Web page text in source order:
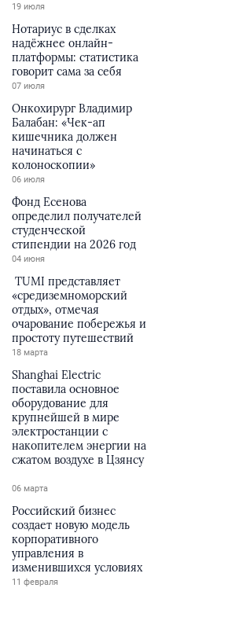
19 июля
Нотариус в сделках
надёжнее онлайн-
платформы: статистика
говорит сама за себя
07 июля
Онкохирург Владимир
Балабан: «Чек-ап
кишечника должен
начинаться с
колоноскопии»
06 июля
Фонд Есенова
определил получателей
студенческой
стипендии на 2026 год
04 июня
TUMI представляет
«средиземноморский
отдых», отмечая
очарование побережья и
простоту путешествий
18 марта
Shanghai Electric
поставила основное
оборудование для
крупнейшей в мире
электростанции с
накопителем энергии на
сжатом воздухе в Цзянсу
06 марта
Российский бизнес
создает новую модель
корпоративного
управления в
изменившихся условиях
11 февраля